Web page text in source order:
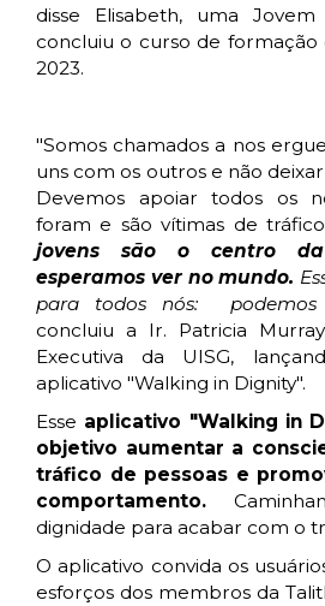
disse Elisabeth, uma
concluiu o curso de formação
2023.
"Somos chamados a nos
uns com os outros e não
Devemos apoiar todos os
foram e são vítimas de
jovens são o centro
esperamos ver no mundo.
para todos nós:
concluiu a Ir. Patricia
Executiva da UISG,
aplicativo "Walking in Dignity".
Esse aplicativo "Walking in
objetivo aumentar a
tráfico de pessoas e
comportamento.
dignidade para acabar com o
O aplicativo convida os
esforços dos membros da